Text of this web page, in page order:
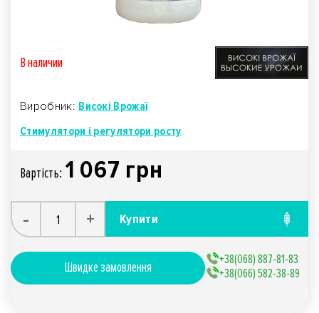
В наличии
Виробник: Високі Врожаї
Стимулятори і регулятори росту
Вартiсть: 1 067 грн
- + Купити
Швидке замовлення
+38(068) 887-81-83
+38(066) 582-38-89